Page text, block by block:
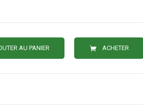
AU PANIER ACHETER